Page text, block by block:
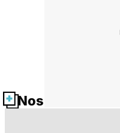
Nos fiches santé